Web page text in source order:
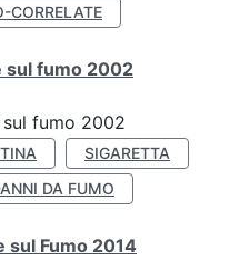
CORRELATE
sul fumo 2002
fumo 2002
SIGARETTA
DA FUMO
sul Fumo 2014